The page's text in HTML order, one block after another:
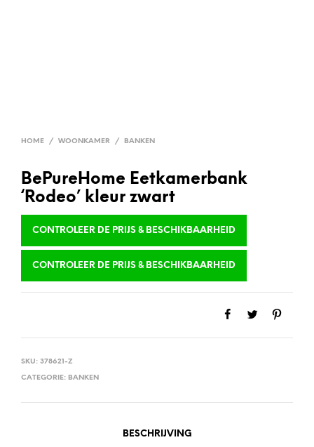
HOME / WOONKAMER / BANKEN
BePureHome Eetkamerbank
‘Rodeo’ kleur zwart
CONTROLEER DE PRIJS & BESCHIKBAARHEID
CONTROLEER DE PRIJS & BESCHIKBAARHEID
SKU: 378621-Z
CATEGORIE: BANKEN
BESCHRIJVING